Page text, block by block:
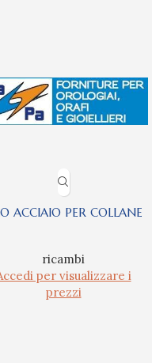
ACCIAIO PER COLLANE
ricambi
per visualizzare i
prezzi